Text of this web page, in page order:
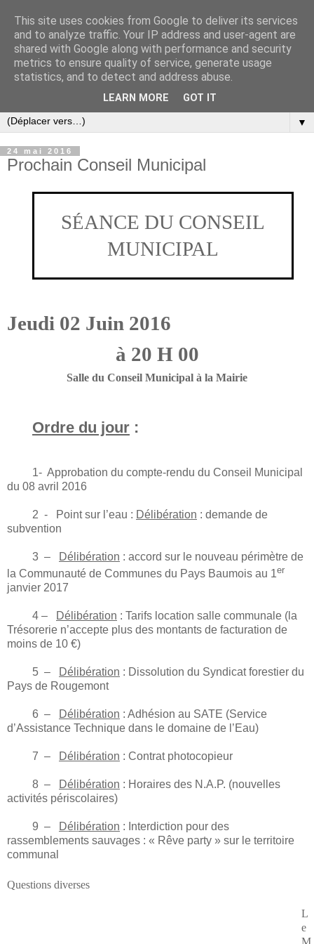
▼
24 mai 2016
Prochain Conseil Municipal
SÉANCE DU CONSEIL
MUNICIPAL
Jeudi 02 Juin 2016
à 20 H 00
Salle du Conseil Municipal à la Mairie
Ordre du jour :
1- Approbation du compte-rendu du Conseil Municipal
du 08 avril 2016
2 - Point sur l’eau : Délibération : demande de
subvention
3 – Délibération : accord sur le nouveau périmètre de
la Communauté de Communes du Pays Baumois au 1er
janvier 2017
4 – Délibération : Tarifs location salle communale (la
Trésorerie n’accepte plus des montants de facturation de
moins de 10 €)
5 – Délibération : Dissolution du Syndicat forestier du
Pays de Rougemont
6 – Délibération : Adhésion au SATE (Service
d’Assistance Technique dans le domaine de l’Eau)
7 – Délibération : Contrat photocopieur
8 – Délibération : Horaires des N.A.P. (nouvelles
activités périscolaires)
9 – Délibération : Interdiction pour des
rassemblements sauvages : « Rêve party » sur le territoire
communal
Questions diverses
L
e
M
This site uses cookies from Google to deliver its services
and to analyze traffic. Your IP address and user-agent are
shared with Google along with performance and security
metrics to ensure quality of service, generate usage
statistics, and to detect and address abuse.
LEARN MORE GOT IT